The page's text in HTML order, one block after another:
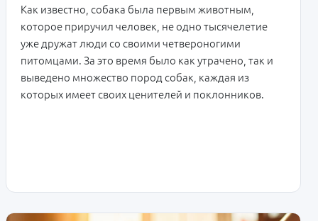
Как известно, собака была первым животным,
которое приручил человек, не одно тысячелетие
уже дружат люди со своими четвероногими
питомцами. За это время было как утрачено, так и
выведено множество пород собак, каждая из
которых имеет своих ценителей и поклонников.